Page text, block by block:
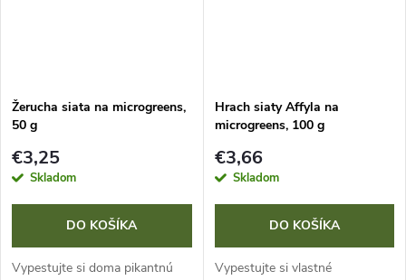
Žerucha siata na microgreens,
50 g
€3,25
Skladom
DO KOŠÍKA
Vypestujte si doma pikantnú
Hrach siaty Affyla na
microgreens, 100 g
€3,66
Skladom
DO KOŠÍKA
Vypestujte si vlastné